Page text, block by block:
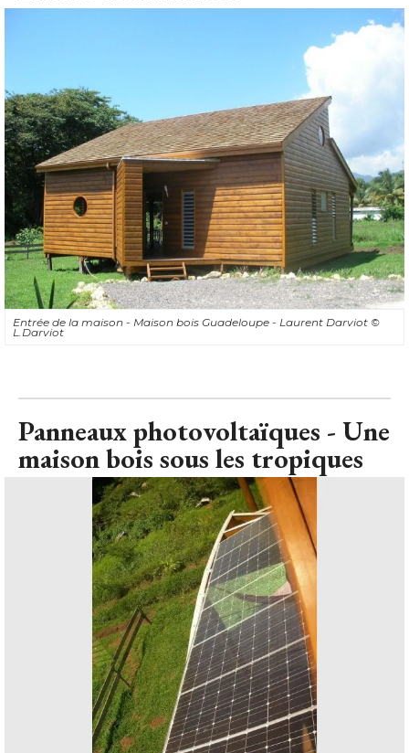
Entrée de la maison - Maison bois Guadeloupe - Laurent Darviot ©
L.Darviot
Panneaux photovoltaïques - Une
maison bois sous les tropiques